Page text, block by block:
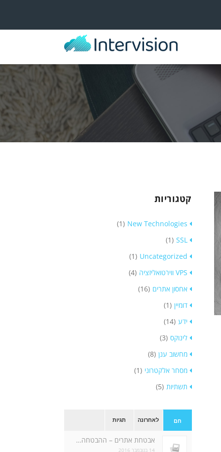
קטגוריות
New Technologies
(1)
SSL
(1)
Uncategorized
(1)
VPS ווירטואליזציה
(4)
אחסון אתרים (16)
דומיין (1)
ידע (14)
לינוקס (3)
מחשוב ענן (8)
מסחר אלקטרוני (1)
תשתיות (5)
חם לאחרונה תגיות
אבטחת אתרים – ההבטחה…
14 בנובמבר 2016